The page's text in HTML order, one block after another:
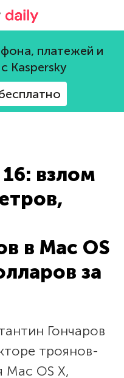
платежей и
Kaspersky
взлом
в Mac OS
за
Гончаров
троянов-
OS X,